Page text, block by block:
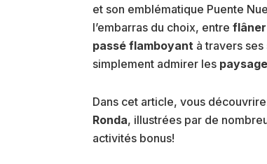
et son emblématique Puente
l’embarras du choix, entre flâner
passé flamboyant à travers
simplement admirer les
Dans cet article, vous
Ronda, illustrées par de
activités bonus!